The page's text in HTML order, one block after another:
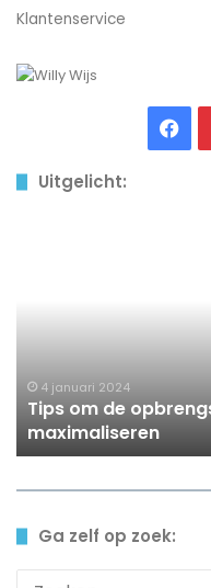
Klantenservice
Uitgelicht:
te
maximaliseren
4 januari 2024
Tips om de
maximaliseren
Ga zelf op zoek: